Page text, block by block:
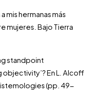
mis hermanas más
mujeres. Bajo Tierra
standpoint
En L. Alcoff
(pp. 49-